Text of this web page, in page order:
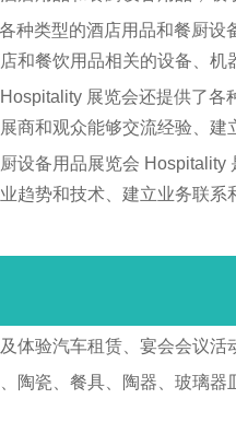
种类型的酒店用品和餐厨
和餐饮用品相关的设备、机
展览会还提供了
商和观众能够交流经验、
设备用品展览会
趋势和技术、建立业务联系
体验汽车租赁、宴会会议
陶瓷、餐具、陶器、玻璃